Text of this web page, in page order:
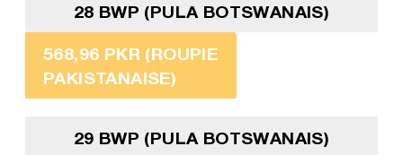
28 BWP (PULA BOTSWANAIS)
568,96 PKR (ROUPIE
PAKISTANAISE)
29 BWP (PULA BOTSWANAIS)